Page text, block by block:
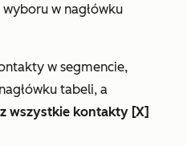
wyboru w nagłówku
w segmencie,
tabeli, a
wszystkie kontakty [X]